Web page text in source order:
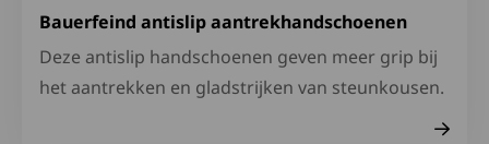
Bauerfeind antislip aantrekhandschoenen
Deze antislip handschoenen geven meer grip bij
het aantrekken en gladstrijken van steunkousen.